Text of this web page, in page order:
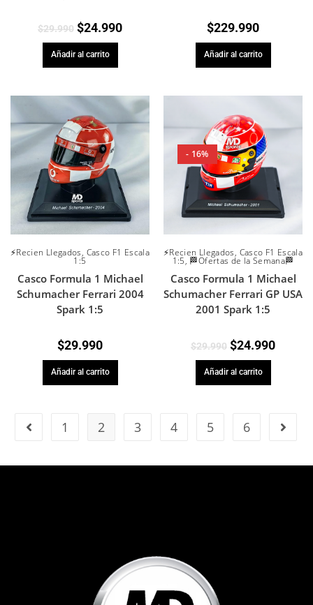
$29.990 $24.990
Añadir al carrito
$229.990
Añadir al carrito
⚡Recien Llegados, Casco F1 Escala
1:5
Casco Formula 1 Michael
Schumacher Ferrari 2004
Spark 1:5
$29.990
Añadir al carrito
- 16%
⚡Recien Llegados, Casco F1 Escala
1:5, 🏁Ofertas de la Semana🏁
Casco Formula 1 Michael
Schumacher Ferrari GP USA
2001 Spark 1:5
$29.990 $24.990
Añadir al carrito
1 2 3 4 5 6